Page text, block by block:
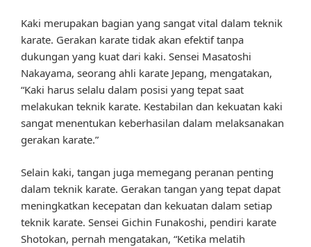
Kaki merupakan bagian yang sangat vital dalam teknik
karate. Gerakan karate tidak akan efektif tanpa
dukungan yang kuat dari kaki. Sensei Masatoshi
Nakayama, seorang ahli karate Jepang, mengatakan,
“Kaki harus selalu dalam posisi yang tepat saat
melakukan teknik karate. Kestabilan dan kekuatan kaki
sangat menentukan keberhasilan dalam melaksanakan
gerakan karate.”
Selain kaki, tangan juga memegang peranan penting
dalam teknik karate. Gerakan tangan yang tepat dapat
meningkatkan kecepatan dan kekuatan dalam setiap
teknik karate. Sensei Gichin Funakoshi, pendiri karate
Shotokan, pernah mengatakan, “Ketika melatih